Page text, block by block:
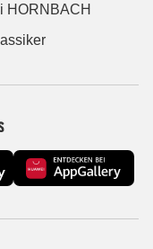
HORNBACH